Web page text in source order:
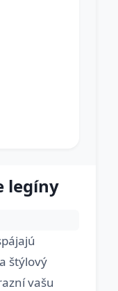
legíny
štýlový
vašu